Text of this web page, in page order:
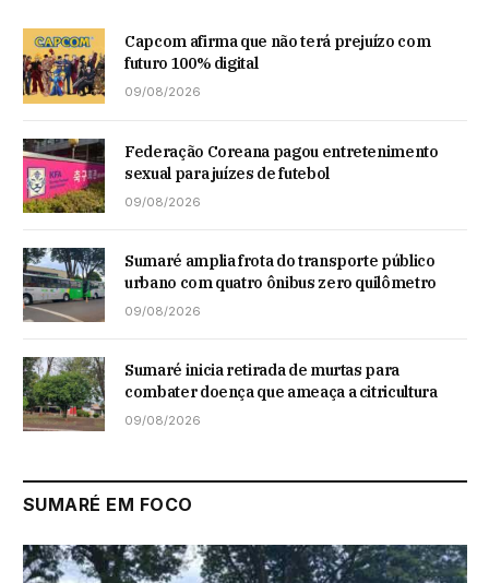
Capcom afirma que não terá prejuízo com
futuro 100% digital
09/08/2026
Federação Coreana pagou entretenimento
sexual para juízes de futebol
09/08/2026
Sumaré amplia frota do transporte público
urbano com quatro ônibus zero quilômetro
09/08/2026
Sumaré inicia retirada de murtas para
combater doença que ameaça a citricultura
09/08/2026
SUMARÉ EM FOCO